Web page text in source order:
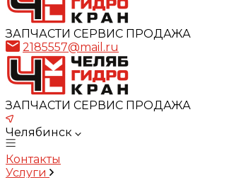
ЗАПЧАСТИ СЕРВИС ПРОДАЖА
2185557@mail.ru
ЗАПЧАСТИ СЕРВИС ПРОДАЖА
Челябинск
Контакты
Услуги